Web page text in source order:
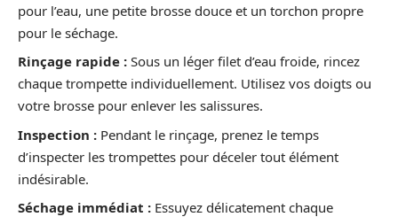
pour l’eau, une petite brosse douce et un torchon propre
pour le séchage.
Rinçage rapide : Sous un léger filet d’eau froide, rincez
chaque trompette individuellement. Utilisez vos doigts ou
votre brosse pour enlever les salissures.
Inspection : Pendant le rinçage, prenez le temps
d’inspecter les trompettes pour déceler tout élément
indésirable.
Séchage immédiat : Essuyez délicatement chaque